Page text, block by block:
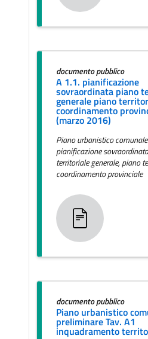
documento pubblico
A 1.1. pianificazione
sovraordinata piano
generale piano
coordinamento
(marzo 2016)
Piano urbanistico
pianificazione
territoriale generale, piano
coordinamento provinciale
documento pubblico
Piano urbanistico
preliminare Tav. A1
inquadramento